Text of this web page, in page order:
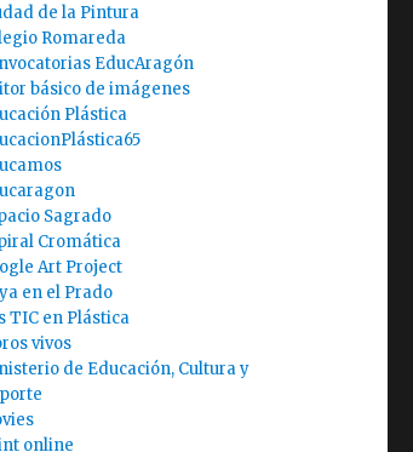
de la Pintura
Romareda
EducAragón
básico de imágenes
Plástica
Sagrado
Cromática
Art Project
en el Prado
TIC en Plástica
vivos
de Educación, Cultura y
online